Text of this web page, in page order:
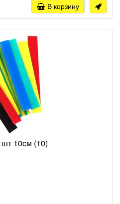
В корзину
10cм (10)